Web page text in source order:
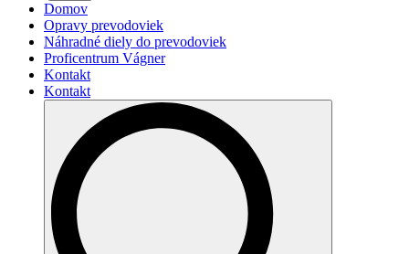
Domov
Opravy prevodoviek
Náhradné diely do prevodoviek
Proficentrum Vágner
Kontakt
Kontakt